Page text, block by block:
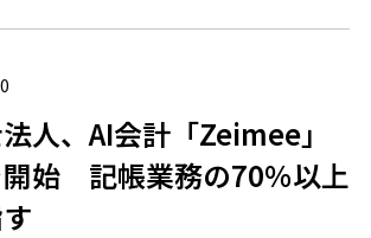
人、AI会計「Zeimee」
始 記帳業務の70％以上